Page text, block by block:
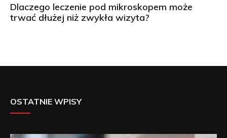
Dlaczego leczenie pod mikroskopem może
trwać dłużej niż zwykła wizyta?
OSTATNIE WPISY